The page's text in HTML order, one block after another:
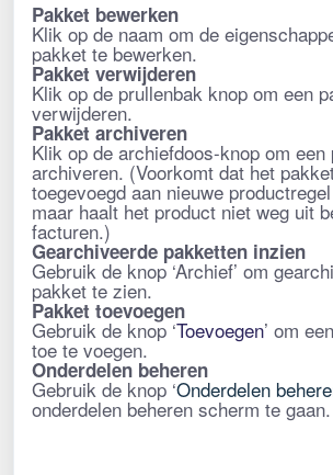
Pakket bewerken
Klik op de naam om de
pakket te bewerken.
Pakket verwijderen
Klik op de prullenbak knop om een
verwijderen.
Pakket archiveren
Klik op de archiefdoos-knop om een
archiveren. (Voorkomt dat het
toegevoegd aan nieuwe
maar haalt het product niet weg uit
facturen.)
Gearchiveerde pakketten inzien
Gebruik de knop ‘Archief’ om
pakket te zien.
Pakket toevoegen
Gebruik de knop ‘Toevoegen’ om
toe te voegen.
Onderdelen beheren
Gebruik de knop ‘Onderdelen
onderdelen beheren scherm te gaan.